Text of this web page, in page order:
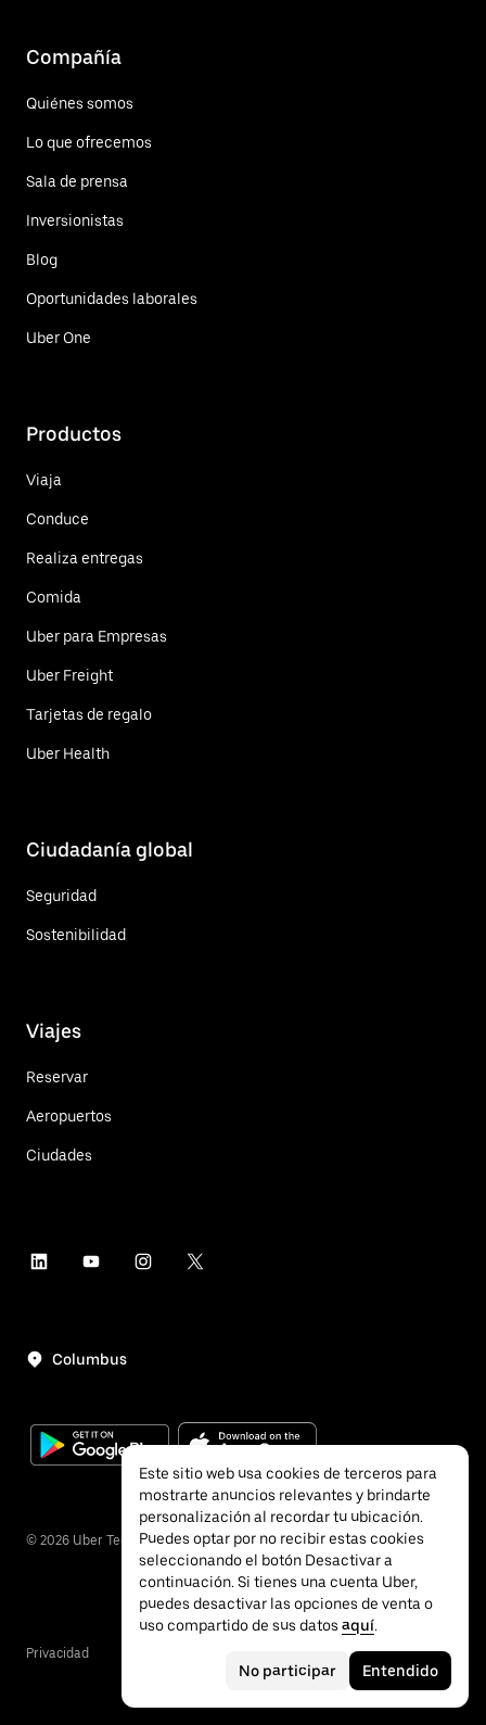
Compañía
Quiénes somos
Lo que ofrecemos
Sala de prensa
Inversionistas
Blog
Oportunidades laborales
Uber One
Productos
Viaja
Conduce
Realiza entregas
Comida
Uber para Empresas
Uber Freight
Tarjetas de regalo
Uber Health
Ciudadanía global
Seguridad
Sostenibilidad
Viajes
Reservar
Aeropuertos
Ciudades
Columbus
© 2026 Uber Technologies, Inc.
Privacidad
Este sitio web usa cookies de terceros para
mostrarte anuncios relevantes y brindarte
personalización al recordar tu ubicación.
Puedes optar por no recibir estas cookies
seleccionando el botón Desactivar a
continuación. Si tienes una cuenta Uber,
puedes desactivar las opciones de venta o
uso compartido de sus datos aquí.
No participar Entendido